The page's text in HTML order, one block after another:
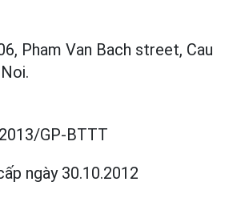
Pham Van Bach street, Cau
2013/GP-BTTT
ngày 30.10.2012